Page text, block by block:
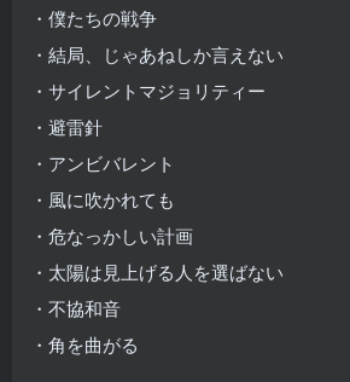
・僕たちの戦争
・結局、じゃあねしか⾔えない
・サイレントマジョリティー
・避雷針
・アンビバレント
・⾵に吹かれても
・危なっかしい計画
・太陽は⾒上げる⼈を選ばない
・不協和⾳
・⾓を曲がる